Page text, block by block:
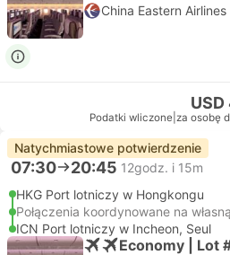
China Eastern Airlines
Podatki wliczone za osobę
Natychmiastowe potwierdzenie
07:30 20:45 12godz. i 15m
HKG Port lotniczy w Hongkongu
Połączenia koordynowane na
ICN Port lotniczy w Incheon, Seul
Economy | Lot